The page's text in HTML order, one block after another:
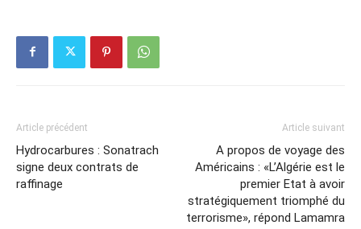
Article précédent
Hydrocarbures : Sonatrach
signe deux contrats de
raffinage
Article suivant
A propos de voyage des
Américains : «L’Algérie est le
premier Etat à avoir
stratégiquement triomphé du
terrorisme», répond Lamamra